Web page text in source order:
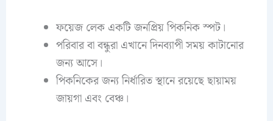
ফয়েজ লেক একটি জনপ্রিয় পিকনিক স্পট।
পরিবার বা বন্ধুরা এখানে দিনব্যাপী সময় কাটানোর
জন্য আসে।
পিকনিকের জন্য নির্ধারিত স্থানে রয়েছে ছায়াময়
জায়গা এবং বেঞ্চ।